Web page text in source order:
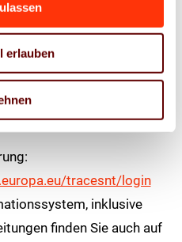
erlauben
DE/Themen/Wald-
EU-
tracesnt/login
inklusive
finden Sie auch auf